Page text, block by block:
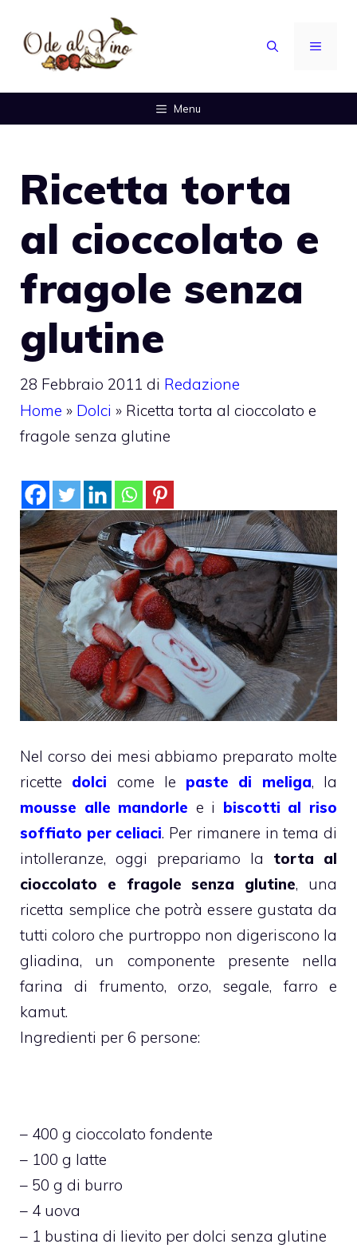
contenuto
MENU
Menu
Ricetta torta
al cioccolato e
fragole senza
glutine
28 Febbraio 2011 di Redazione
Home » Dolci » Ricetta torta al cioccolato e
fragole senza glutine
Nel corso dei mesi abbiamo preparato molte
ricette dolci come le paste di meliga, la
mousse alle mandorle e i biscotti al riso
soffiato per celiaci. Per rimanere in tema di
intolleranze, oggi prepariamo la torta al
cioccolato e fragole senza glutine, una
ricetta semplice che potrà essere gustata da
tutti coloro che purtroppo non digeriscono la
gliadina, un componente presente nella
farina di frumento, orzo, segale, farro e
kamut.
Ingredienti per 6 persone:
– 400 g cioccolato fondente
– 100 g latte
– 50 g di burro
– 4 uova
– 1 bustina di lievito per dolci senza glutine